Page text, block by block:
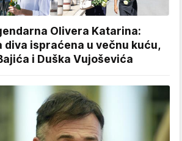
Olivera Katarina:
diva ispraćena u večnu kuću,
i Duška Vujoševića